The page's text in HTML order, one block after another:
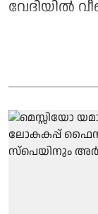
വേദിയിൽ